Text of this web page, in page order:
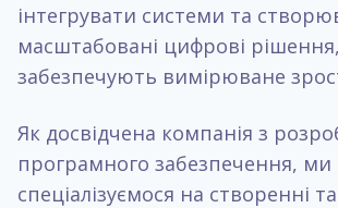
інтегрувати системи та
масштабовані цифрові
забезпечують вимірюване
Як досвідчена компанія з
програмного забезпечення, ми
спеціалізуємося на створенні та